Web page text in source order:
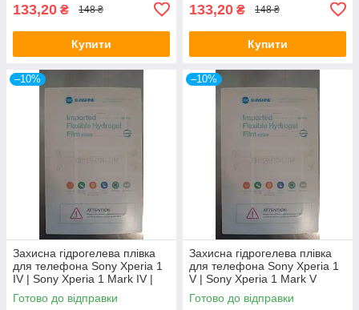
133,20 ₴ 148 ₴
Купити
133,20 ₴ 148 ₴
Купити
–10%
Захисна гідрогелева плівка
для телефона Sony Xperia 1
IV | Sony Xperia 1 Mark IV |
XQCT54 | XQCT62
Готово до відправки
–10%
Захисна гідрогелева плівка
для телефона Sony Xperia 1
V | Sony Xperia 1 Mark V
Готово до відправки